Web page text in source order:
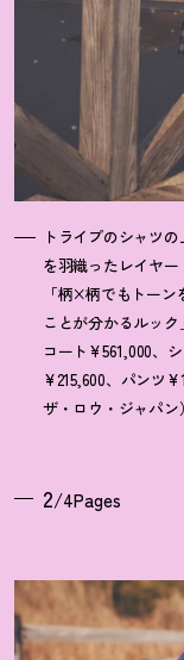
トライプのシャツ
を羽織ったレイヤー
「柄×柄でもトー
ことが分かるルック」
コート¥561,000、
¥215,600、パンツ
ザ・ロウ・ジャパン）
2/4Pages